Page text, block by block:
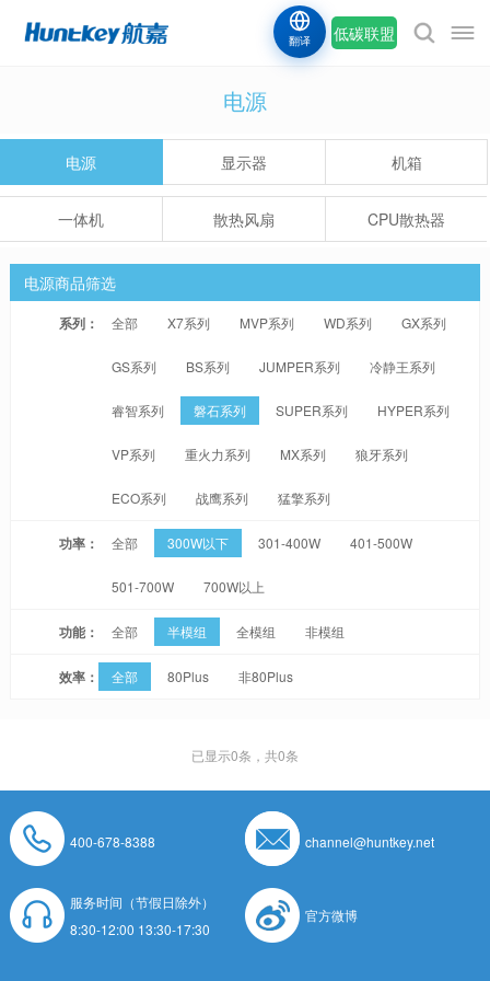
低碳联盟
翻译
电源
电源 显示器 机箱
一体机 散热风扇 CPU散热器
电源商品筛选
系列： 全部 X7系列 MVP系列 WD系列 GX系列
GS系列 BS系列 JUMPER系列 冷静王系列
睿智系列 磐石系列 SUPER系列 HYPER系列
VP系列 重火力系列 MX系列 狼牙系列
ECO系列 战鹰系列 猛擎系列
功率： 全部 300W以下 301-400W 401-500W
501-700W 700W以上
功能： 全部 半模组 全模组 非模组
效率： 全部 80Plus 非80Plus
已显示0条，共0条
400-678-8388 channel@huntkey.net
服务时间（节假日除外）
8:30-12:00 13:30-17:30
官方微博